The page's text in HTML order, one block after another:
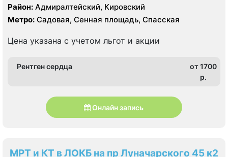
Район: Адмиралтейский, Кировский
Метро: Садовая, Сенная площадь, Спасская
Цена указана с учетом льгот и акции
Рентген сердца
от 1700
p.
Онлайн запись
МРТ и КТ в ЛОКБ на пр Луначарского 45 к2